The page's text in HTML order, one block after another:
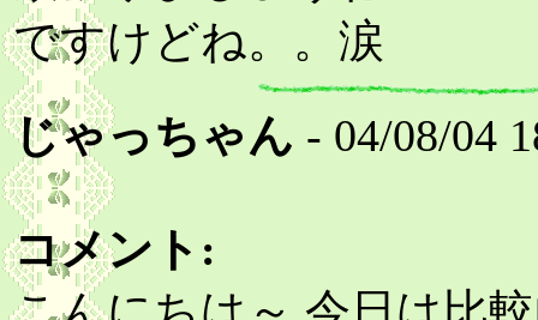
ですけどね。。涙
じゃっちゃん - 04/08/04
コメント: